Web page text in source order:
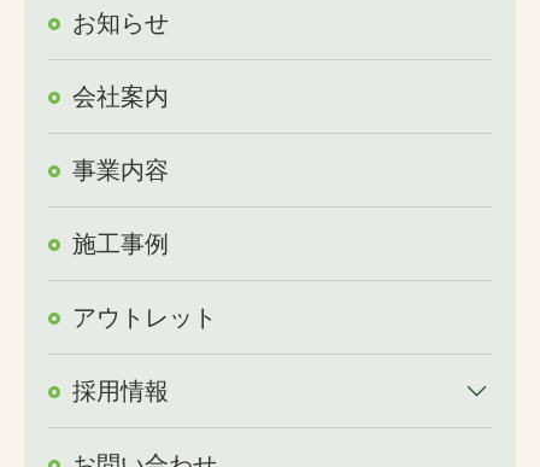
お知らせ
会社案内
事業内容
施工事例
アウトレット
採用情報